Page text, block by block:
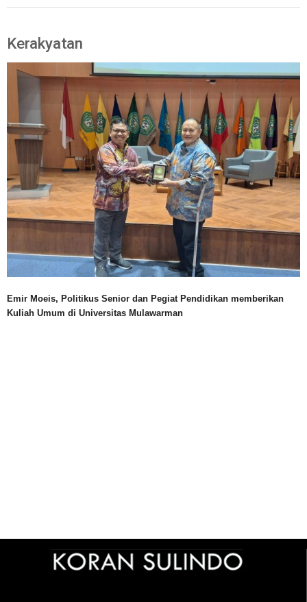
Kerakyatan
Emir Moeis, Politikus Senior dan Pegiat Pendidikan memberikan
Kuliah Umum di Universitas Mulawarman